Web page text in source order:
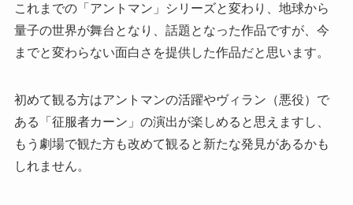
これまでの「アントマン」シリーズと変わり、地球から
量子の世界が舞台となり、話題となった作品ですが、今
までと変わらない面白さを提供した作品だと思います。
初めて観る方はアントマンの活躍やヴィラン（悪役）で
ある「征服者カーン」の演出が楽しめると思えますし、
もう劇場で観た方も改めて観ると新たな発見があるかも
しれません。